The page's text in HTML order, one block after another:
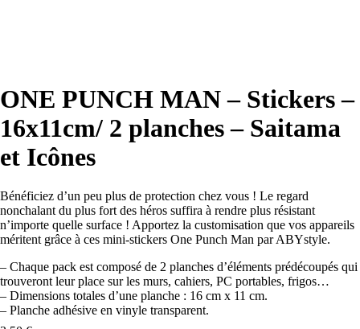
ONE PUNCH MAN – Stickers –
16x11cm/ 2 planches – Saitama
et Icônes
Bénéficiez d’un peu plus de protection chez vous ! Le regard
nonchalant du plus fort des héros suffira à rendre plus résistant
n’importe quelle surface ! Apportez la customisation que vos appareils
méritent grâce à ces mini-stickers One Punch Man par ABYstyle.
– Chaque pack est composé de 2 planches d’éléments prédécoupés qui
trouveront leur place sur les murs, cahiers, PC portables, frigos…
– Dimensions totales d’une planche : 16 cm x 11 cm.
– Planche adhésive en vinyle transparent.